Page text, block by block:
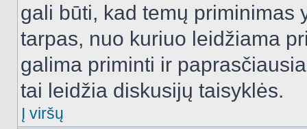
gali būti, kad temų priminimas
tarpas, nuo kuriuo leidžiama
galima priminti ir
tai leidžia diskusijų taisyklės.
Į viršų